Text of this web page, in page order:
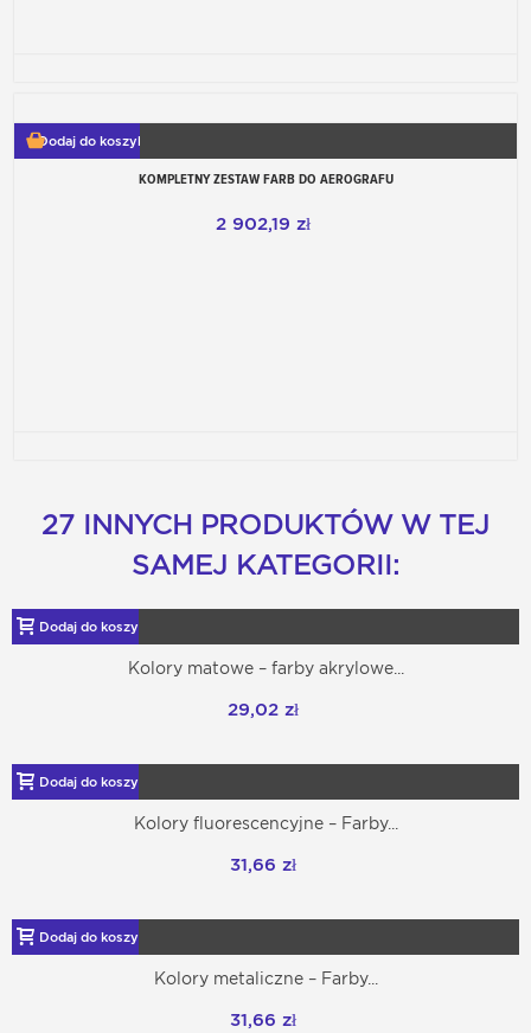
Dodaj do koszyka
KOMPLETNY ZESTAW FARB DO AEROGRAFU
2 902,19 zł
27 INNYCH PRODUKTÓW W TEJ
SAMEJ KATEGORII:
Dodaj do koszyka
Kolory matowe – farby akrylowe...
29,02 zł
Dodaj do koszyka
Kolory fluorescencyjne – Farby...
31,66 zł
Dodaj do koszyka
Kolory metaliczne – Farby...
31,66 zł